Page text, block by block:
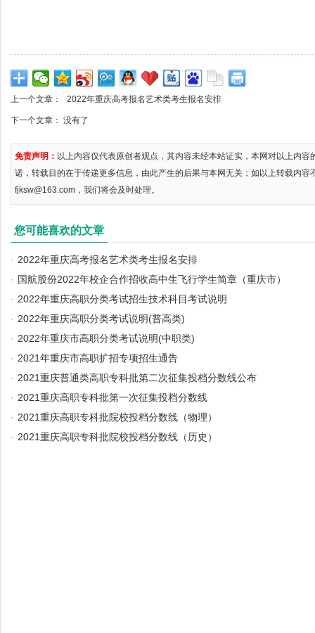
上一个文章： 2022年重庆高考报名艺术类考生报名安排
下一个文章： 没有了
免责声明： 以上内容仅代表原创者观点，其内容未经本站证实，本网对以上内
诺，转载目的在于传递更多信息，由此产生的后果与本网无关；如以上转载内容
fjksw@163.com，我们将会及时处理。
您可能喜欢的文章
· 2022年重庆高考报名艺术类考生报名安排
· 国航股份2022年校企合作招收高中生飞行学生简章（重庆市）
· 2022年重庆高职分类考试招生技术科目考试说明
· 2022年重庆高职分类考试说明(普高类)
· 2022年重庆市高职分类考试说明(中职类)
· 2021年重庆市高职扩招专项招生通告
· 2021重庆普通类高职专科批第二次征集投档分数线公布
· 2021重庆高职专科批第一次征集投档分数线
· 2021重庆高职专科批院校投档分数线（物理）
· 2021重庆高职专科批院校投档分数线（历史）